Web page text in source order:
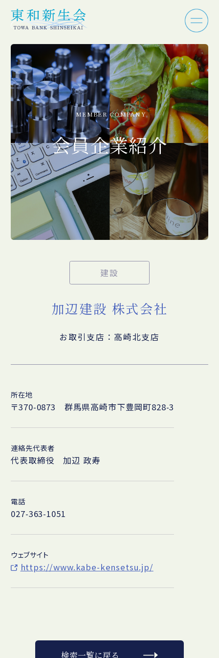
MEMBER COMPANY
会員企業紹介
建設
加辺建設 株式会社
お取引支店：高崎北支店
所在地
〒370-0873 群馬県高崎市下豊岡町828-3
連絡先代表者
代表取締役 加辺 政寿
電話
027-363-1051
ウェブサイト
https://www.kabe-kensetsu.jp/
検索一覧に戻る